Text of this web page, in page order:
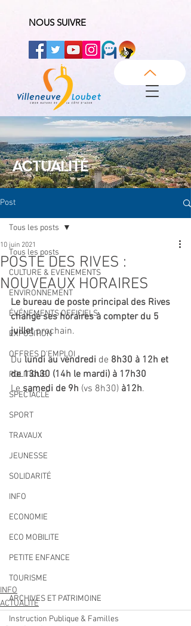
NOUS SUIVRE
ACTUALITÉ
Post
Tous les posts
CULTURE & EVENEMENTS
ENVIRONNEMENT
ÉVÉNEMENTS OFFICIELS
EXPOSITION
OFFRES D'EMPLOI
POLITIQUE
SPECTACLE
SPORT
TRAVAUX
JEUNESSE
SOLIDARITÉ
INFO
ECONOMIE
ECO MOBILITE
PETITE ENFANCE
TOURISME
ARCHIVES ET PATRIMOINE
Instruction Publique & Familles
Tous les posts
POSTE DES RIVES :
NOUVEAUX HORAIRES
10 juin 2021
Le bureau de poste principal des Rives
change ses horaires à compter du 5
juillet prochain.
Du lundi au vendredi de 8h30 à 12h et
de 13h30 (14h le mardi) à 17h30
Le samedi de 9h (vs 8h30) à12h.
INFO
ACTUALITÉ